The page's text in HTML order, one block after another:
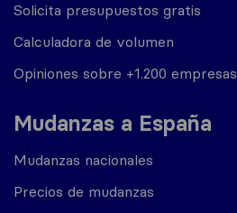
Solicita presupuestos gratis
Calculadora de volumen
Opiniones sobre +1.200 empresas
Mudanzas a España
Mudanzas nacionales
Precios de mudanzas